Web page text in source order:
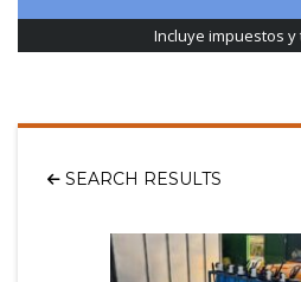
Incluye impuestos
SEARCH RESULTS